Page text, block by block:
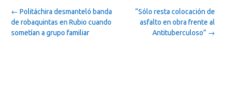
Post
navigation
“Sólo resta colocación de
asfalto en obra frente al
Antituberculoso” →
← Politáchira desmanteló banda
de robaquintas en Rubio cuando
sometían a grupo familiar